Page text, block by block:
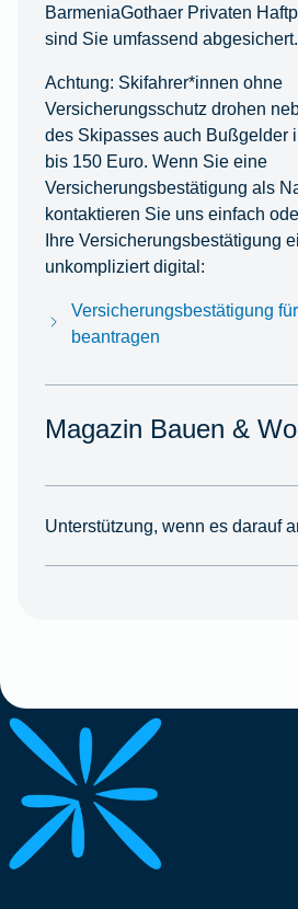
BarmeniaGothaer Privaten
sind Sie umfassend abgesichert.
Achtung: Skifahrer*innen ohne
Versicherungsschutz drohen
des Skipasses auch Bußgelder
bis 150 Euro. Wenn Sie eine
Versicherungsbestätigung als
kontaktieren Sie uns einfach
Ihre Versicherungsbestätigung
unkompliziert digital:
Versicherungsbestätigung
beantragen
Magazin Bauen &
Unterstützung, wenn es darauf